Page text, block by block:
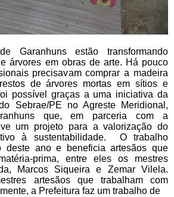
Garanhuns estão transformando
árvores em obras de arte. Há pouco
precisavam comprar a madeira
de árvores mortas em sítios e
possível graças a uma iniciativa da
Sebrae/PE no Agreste Meridional,
que, em parceria com a
um projeto para a valorização do
à sustentabilidade. O trabalho
deste ano e beneficia artesãos que
prima, entre eles os mestres
Marcos Siqueira e Zemar Vilela.
artesãos que trabalham com
a Prefeitura faz um trabalho de